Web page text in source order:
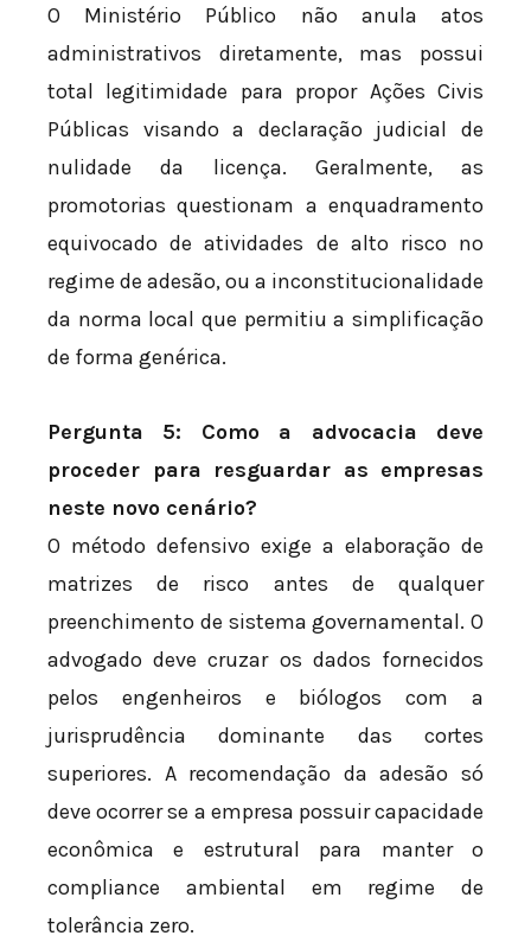
O Ministério Público não anula atos
administrativos diretamente, mas possui
total legitimidade para propor Ações Civis
Públicas visando a declaração judicial de
nulidade da licença. Geralmente, as
promotorias questionam a enquadramento
equivocado de atividades de alto risco no
regime de adesão, ou a inconstitucionalidade
da norma local que permitiu a simplificação
de forma genérica.
Pergunta 5: Como a advocacia deve
proceder para resguardar as empresas
neste novo cenário?
O método defensivo exige a elaboração de
matrizes de risco antes de qualquer
preenchimento de sistema governamental. O
advogado deve cruzar os dados fornecidos
pelos engenheiros e biólogos com a
jurisprudência dominante das cortes
superiores. A recomendação da adesão só
deve ocorrer se a empresa possuir capacidade
econômica e estrutural para manter o
compliance ambiental em regime de
tolerância zero.